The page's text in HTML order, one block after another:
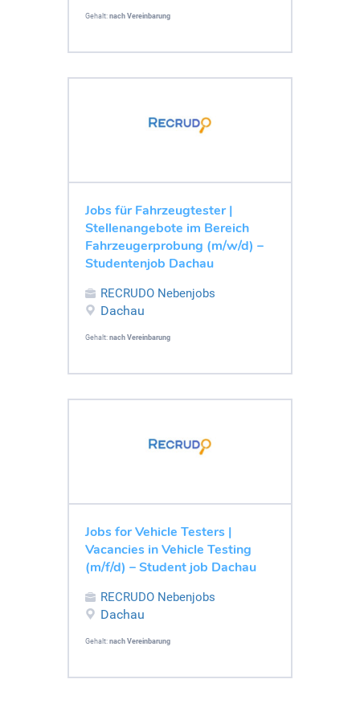
Gehalt: nach Vereinbarung
Jobs für Fahrzeugtester |
Stellenangebote im Bereich
Fahrzeugerprobung (m/w/d) –
Studentenjob Dachau
RECRUDO Nebenjobs
Dachau
Gehalt: nach Vereinbarung
Jobs for Vehicle Testers |
Vacancies in Vehicle Testing
(m/f/d) – Student job Dachau
RECRUDO Nebenjobs
Dachau
Gehalt: nach Vereinbarung